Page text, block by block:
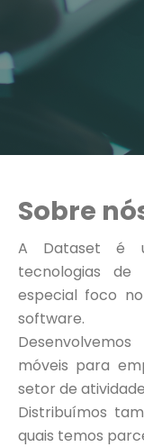
Sobre
A Dataset é
tecnologias de
especial foco
software.
móveis para
setor de
Distribuímos
quais temos